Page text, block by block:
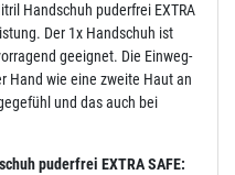
Handschuh puderfrei EXTRA
Der 1x Handschuh ist
geeignet. Die Einweg-
Hand wie eine zweite Haut an
und das auch bei
puderfrei EXTRA SAFE: